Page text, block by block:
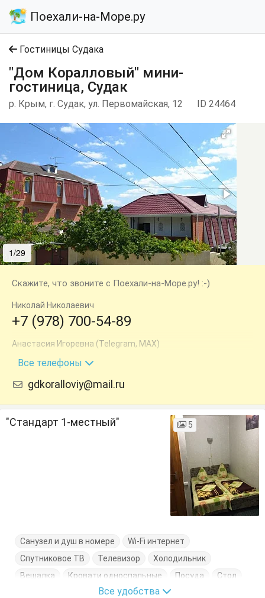
Поехали-на-Море.ру
Гостиницы Судака
"Дом Коралловый" мини-
гостиница, Судак
р. Крым, г. Судак, ул. Первомайская, 12 ID 24464
1/29
Скажите, что звоните с Поехали-на-Море.ру! :-)
Николай Николаевич
+7 (978) 700-54-89
Анастасия Игоревна (Telegram, MAX)
+7 (919) 900-36-50
Все телефоны
gdkoralloviy@mail.ru
"Стандарт 1-местный" 5
Санузел и душ в номере
Wi-Fi интернет
Спутниковое ТВ
Телевизор
Холодильник
Вешалка
Кровати односпальные Посуда
Стол
Тумбочки Шкаф
Все удобства